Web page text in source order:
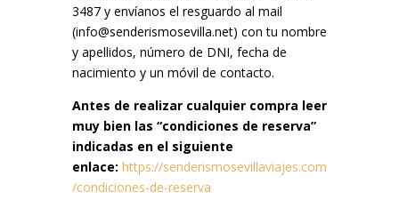
3487 y envíanos el resguardo al mail
(info@senderismosevilla.net) con tu nombre
y apellidos, número de DNI, fecha de
nacimiento y un móvil de contacto.
Antes de realizar cualquier compra leer
muy bien las “condiciones de reserva”
indicadas en el siguiente
enlace: https://senderismosevillaviajes.com
/condiciones-de-reserva